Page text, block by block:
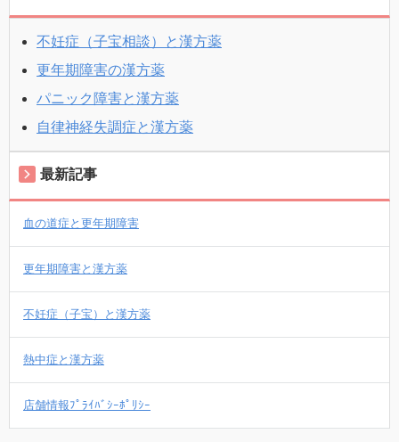
不妊症（子宝相談）と漢方薬
更年期障害の漢方薬
パニック障害と漢方薬
自律神経失調症と漢方薬
最新記事
血の道症と更年期障害
更年期障害と漢方薬
不妊症（子宝）と漢方薬
熱中症と漢方薬
店舗情報ﾌﾟﾗｲﾊﾞｼｰﾎﾟﾘｼｰ